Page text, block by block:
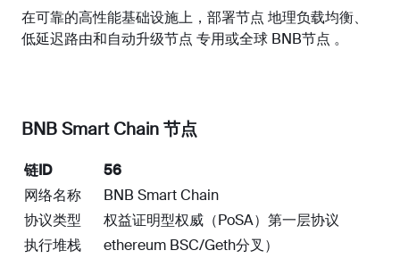
在可靠的高性能基础设施上，部署节点 地理负载均衡、
低延迟路由和自动升级节点 专用或全球 BNB节点 。
BNB Smart Chain 节点
链ID
56
网络名称
BNB Smart Chain
协议类型
权益证明型权威（PoSA）第一层协议
执行堆栈
ethereum BSC/Geth分叉）